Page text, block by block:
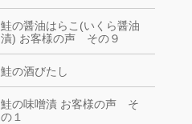
鮭の醤油はらこ(いくら醤油
漬) お客様の声 その９
鮭の酒びたし
鮭の味噌漬 お客様の声 そ
の１